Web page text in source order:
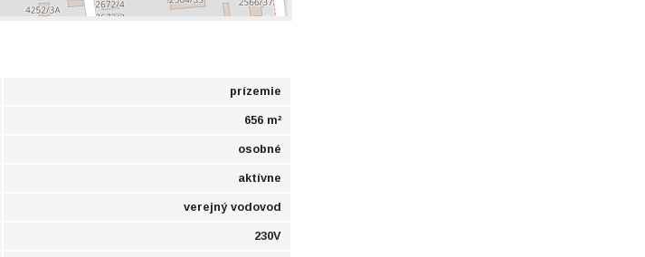
prízemie
656 m²
osobné
aktívne
verejný vodovod
230V